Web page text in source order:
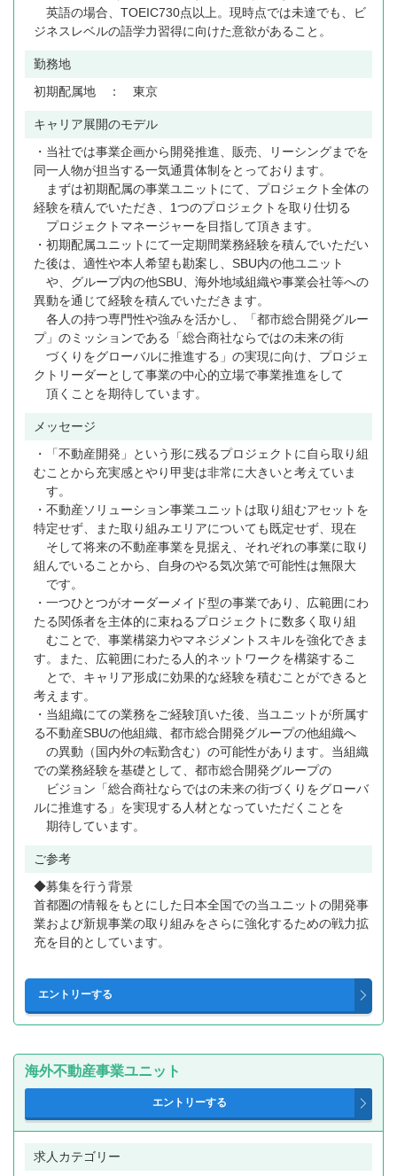
英語の場合、TOEIC730点以上。現時点では未達でも、ビ
ジネスレベルの語学力習得に向けた意欲があること。
勤務地
初期配属地 ： 東京
キャリア展開のモデル
・当社では事業企画から開発推進、販売、リーシングまでを
同一人物が担当する一気通貫体制をとっております。
まずは初期配属の事業ユニットにて、プロジェクト全体の
経験を積んでいただき、1つのプロジェクトを取り仕切る
プロジェクトマネージャーを目指して頂きます。
・初期配属ユニットにて一定期間業務経験を積んでいただい
た後は、適性や本人希望も勘案し、SBU内の他ユニット
や、グループ内の他SBU、海外地域組織や事業会社等への
異動を通じて経験を積んでいただきます。
各人の持つ専門性や強みを活かし、「都市総合開発グルー
プ」のミッションである「総合商社ならではの未来の街
づくりをグローバルに推進する」の実現に向け、プロジェ
クトリーダーとして事業の中心的立場で事業推進をして
頂くことを期待しています。
メッセージ
・「不動産開発」という形に残るプロジェクトに自ら取り組
むことから充実感とやり甲斐は非常に大きいと考えていま
す。
・不動産ソリューション事業ユニットは取り組むアセットを
特定せず、また取り組みエリアについても既定せず、現在
そして将来の不動産事業を見据え、それぞれの事業に取り
組んでいることから、自身のやる気次第で可能性は無限大
です。
・一つひとつがオーダーメイド型の事業であり、広範囲にわ
たる関係者を主体的に束ねるプロジェクトに数多く取り組
むことで、事業構築力やマネジメントスキルを強化できま
す。また、広範囲にわたる人的ネットワークを構築するこ
とで、キャリア形成に効果的な経験を積むことができると
考えます。
・当組織にての業務をご経験頂いた後、当ユニットが所属す
る不動産SBUの他組織、都市総合開発グループの他組織へ
の異動（国内外の転勤含む）の可能性があります。当組織
での業務経験を基礎として、都市総合開発グループの
ビジョン「総合商社ならではの未来の街づくりをグローバ
ルに推進する」を実現する人材となっていただくことを
期待しています。
ご参考
◆募集を行う背景
首都圏の情報をもとにした日本全国での当ユニットの開発事
業および新規事業の取り組みをさらに強化するための戦力拡
充を目的としています。
海外不動産事業ユニット
求人カテゴリー